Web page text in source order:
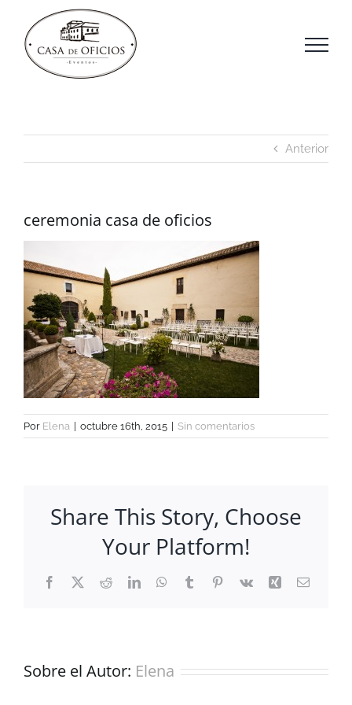
contenido
Anterior
ceremonia casa de oficios
Por Elena octubre 16th, 2015 Sin comentarios
Share This Story, Choose
Your Platform!
Facebook
X RedditLinkedInWhatsApp
TumblrPinterest
Vk Xing Correo
Sobre el Autor: Elena